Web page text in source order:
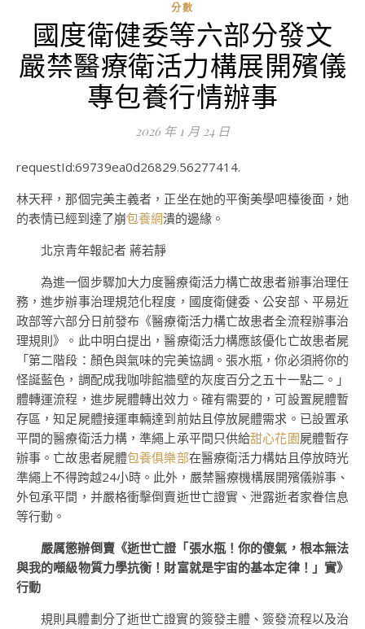
分數
國度衛健委等六部分發文
嚴禁醫療衛活力構展開殯儀
專包養行情辦事
2026 年 1 月 24 日
requestId:69739ea0d26829.56277414.
林天秤，那個完美主義者，正坐在她的平衡美學吧檯後面，她
的表情已經到達了崩包養網潰的邊緣。
北京青年報記者 蔣若靜
為進一個步驟加大力度醫療衛活力構亡故患者辦事治理任
務，進步辦事治理規范化程度，國度衛健委、公安部、平易近
政部等六部分日前發布《醫療衛活力構亡故患者全流程辦事治
理規則》。此中明白提出，醫療衛活力構應該優化亡故患者屍
「第二階段：顏色與氣味的完美協調。張水瓶，你必須將你的
怪誕藍色，調配成我咖啡館牆壁的灰度百分之五十一點二。」
體轉運流程，進步屍體轉出效力。確有需要的，可設置屍體暫
存區，知足屍體接運車輛達到前姑且停放屍體需求。已設置承
平間的醫療衛活力構，準繩上承平間只供給甜心花園屍體暫存
辦事。亡故患者屍體包養俱樂部在醫療衛活力構姑且停放時光
準繩上不得跨越24小時。此外，嚴禁醫療機構展開殯儀辦事、
外包承平間，并嚴格衝擊倒賣逝世亡證實、泄露逝者家眷信息
等行動。
嚴厲懲辦倒賣《逝世亡證「張水瓶！你的傻氣，根本無法
與我的噸級物質力學抗衡！財富就是宇宙的基本定律！」實》
行動
規則具體劃分了逝世亡證實的簽發主體、簽發流程以及治
0
評